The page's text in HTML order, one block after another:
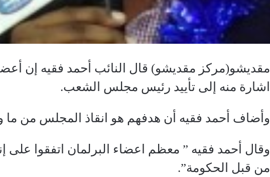
مقديشو(مركز مقديشو) قال النائب أحمد فقيه إن
اشارة منه إلى تأييد رئيس مجلس الشعب.
وأضاف أحمد فقيه أن هدفهم هو انقاذ المجلس من ما
وقال أحمد فقيه ” معظم اعضاء البرلمان اتفقوا على
من قبل الحكومة”.